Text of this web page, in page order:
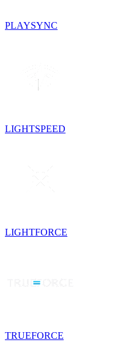
PLAYSYNC
LIGHTSPEED
LIGHTFORCE
TRUEFORCE